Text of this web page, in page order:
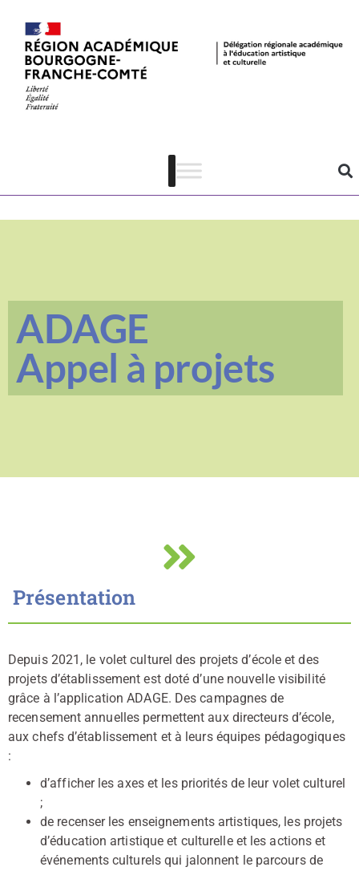
ADAGE – appel
à projets
ADAGE
Appel à projets
Présentation
Depuis 2021, le volet culturel des projets d’école et des
projets d’établissement est doté d’une nouvelle visibilité
grâce à l’application ADAGE. Des campagnes de
recensement annuelles permettent aux directeurs d’école,
aux chefs d’établissement et à leurs équipes pédagogiques
:
d’afficher les axes et les priorités de leur volet culturel
;
de recenser les enseignements artistiques, les projets
d’éducation artistique et culturelle et les actions et
événements culturels qui jalonnent le parcours de